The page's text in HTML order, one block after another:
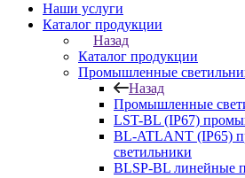
Наши услуги
Каталог продукции
Назад
Каталог продукции
Промышленные
Назад
Промышленные
LST-BL (IP67)
BL-ATLANT (IP65)
светильники
BLSP-BL линейные